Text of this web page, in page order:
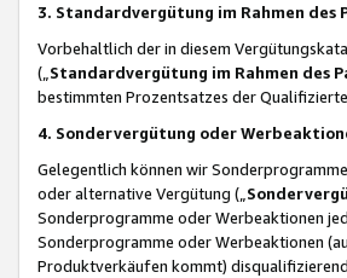
3. Standardvergütung im Rahmen des
Vorbehaltlich der in diesem
(„ Standardvergütung im Rahmen des
bestimmten Prozentsatzes der
4. Sondervergütung oder
Gelegentlich können wir
oder alternative Vergütung („
Sonderprogramme oder Werbeaktionen
Sonderprogramme oder Werbeaktionen
Produktverkäufen kommt)